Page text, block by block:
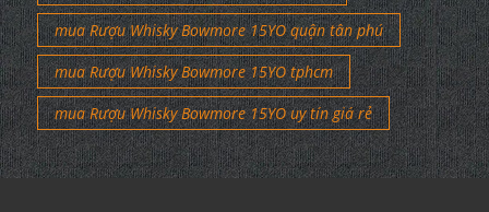
mua Rượu Whisky Bowmore 15YO quận tân phú
mua Rượu Whisky Bowmore 15YO tphcm
mua Rượu Whisky Bowmore 15YO uy tín giá rẻ